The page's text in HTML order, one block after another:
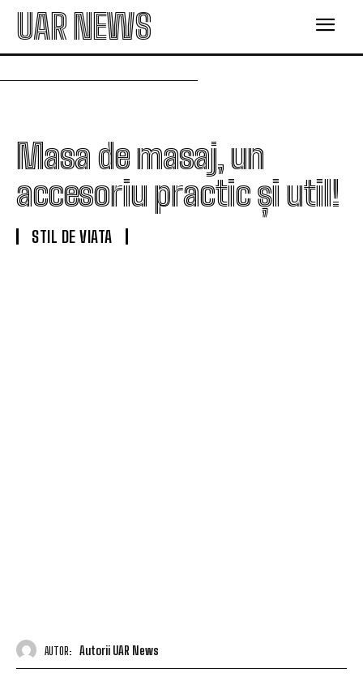
UAR NEWS
Masa de masaj, un
accesoriu practic și util!
STIL DE VIATA
AUTOR: Autorii UAR News